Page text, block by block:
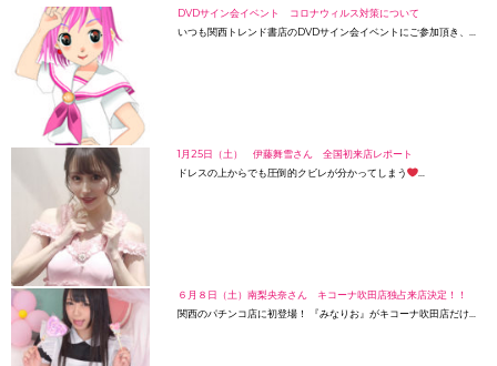
DVDサイン会イベント コロナウィルス対策について
いつも関西トレンド書店のDVDサイン会イベントにご参加頂き、…
1月25日（土） 伊藤舞雪さん 全国初来店レポート
ドレスの上からでも圧倒的クビレが分かってしまう
６月８日（土）南梨央奈さん キコーナ吹田店独占来店決定！！
関西のパチンコ店に初登場！ 『みなりお』がキコーナ吹田店だけ…